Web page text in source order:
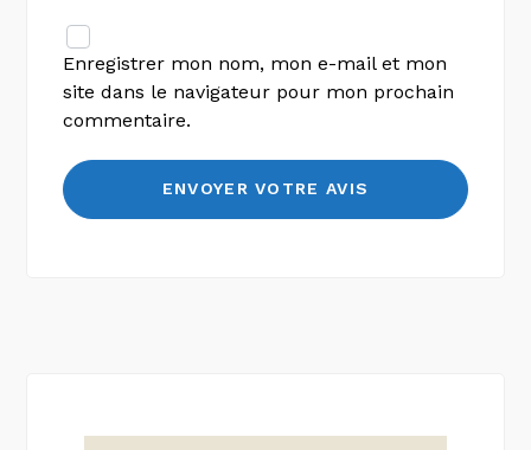
Enregistrer mon nom, mon e-mail et mon
site dans le navigateur pour mon prochain
commentaire.